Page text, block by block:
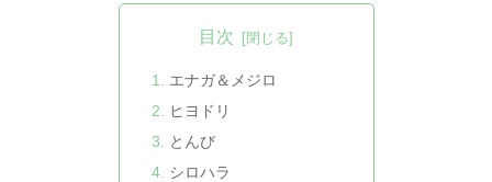
目次
エナガ＆メジロ
ヒヨドリ
とんび
シロハラ